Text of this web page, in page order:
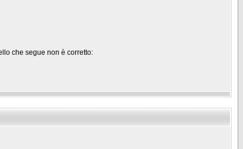
che segue non è corretto: